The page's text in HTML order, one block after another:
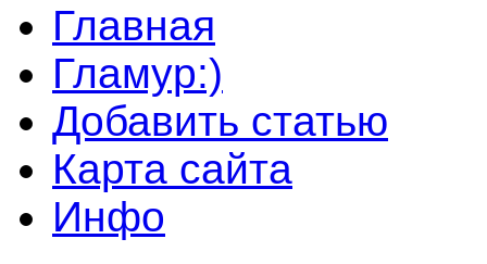
Главная
Гламур:)
Добавить статью
Карта сайта
Инфо